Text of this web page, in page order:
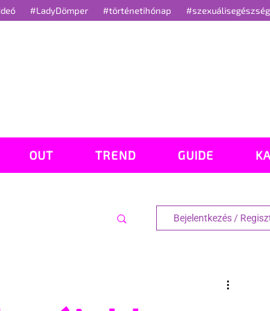
#LadyDömper #történetihónap
OUT TREND GUIDE
Bejelentkezés /